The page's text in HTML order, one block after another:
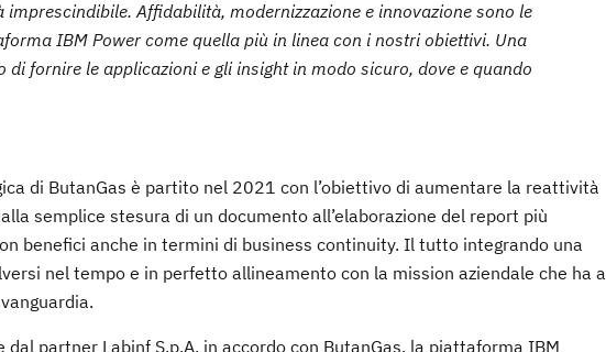
Affidabilità, modernizzazione e innovazione sono le
IBM Power come quella più in linea con i nostri obiettivi. Una
fornire le applicazioni e gli insight in modo sicuro, dove e quando
di ButanGas è partito nel 2021 con l’obiettivo di aumentare la reattività
semplice stesura di un documento all’elaborazione del report più
benefici anche in termini di business continuity. Il tutto integrando una
nel tempo e in perfetto allineamento con la mission aziendale che ha a
partner Labinf S.p.A, in accordo con ButanGas, la piattaforma IBM